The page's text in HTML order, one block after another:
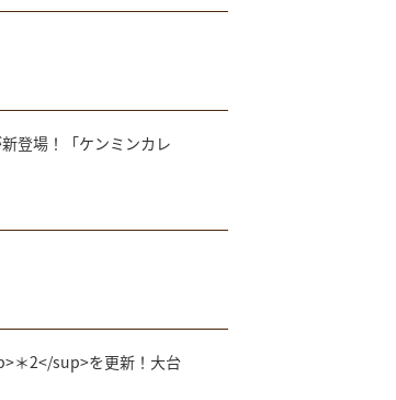
登場！「ケンミンカレ
＊2</sup>を更新！大台